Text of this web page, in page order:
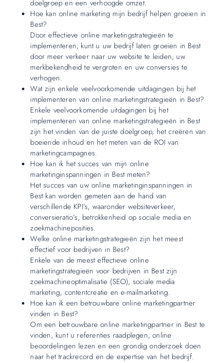
doelgroep en een verhoogde omzet.
Hoe kan online marketing mijn bedrijf helpen groeien in
Best?
Door effectieve online marketingstrategieën te
implementeren, kunt u uw bedrijf laten groeien in Best
door meer verkeer naar uw website te leiden, uw
merkbekendheid te vergroten en uw conversies te
verhogen.
Wat zijn enkele veelvoorkomende uitdagingen bij het
implementeren van online marketingstrategieën in Best?
Enkele veelvoorkomende uitdagingen bij het
implementeren van online marketingstrategieën in Best
zijn het vinden van de juiste doelgroep, het creëren van
boeiende inhoud en het meten van de ROI van
marketingcampagnes.
Hoe kan ik het succes van mijn online
marketinginspanningen in Best meten?
Het succes van uw online marketinginspanningen in
Best kan worden gemeten aan de hand van
verschillende KPI’s, waaronder websiteverkeer,
conversieratio’s, betrokkenheid op sociale media en
zoekmachineposities.
Welke online marketingstrategieën zijn het meest
effectief voor bedrijven in Best?
Enkele van de meest effectieve online
marketingstrategieën voor bedrijven in Best zijn
zoekmachineoptimalisatie (SEO), sociale media
marketing, contentcreatie en e-mailmarketing.
Hoe kan ik een betrouwbare online marketingpartner
vinden in Best?
Om een betrouwbare online marketingpartner in Best te
vinden, kunt u referenties raadplegen, online
beoordelingen lezen en een grondig onderzoek doen
naar het trackrecord en de expertise van het bedrijf.